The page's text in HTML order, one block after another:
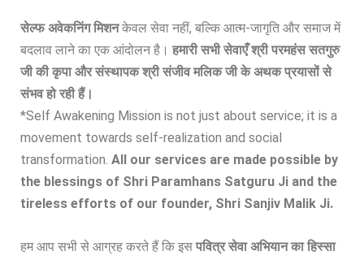
सेल्फ अवेकनिंग मिशनकेवल सेवा नहीं, बल्कि आत्म-जागृति और समाज में
बदलाव लाने का एक आंदोलन है। हमारी सभी सेवाएँ श्री परमहंस सतगुरु
जी की कृपा और संस्थापक श्री संजीव मलिक जी के अथक प्रयासों से
संभव हो रही हैं।
*Self Awakening Mission is not just about service; it is a
movement towards self-realization and social
transformation. All our services are made possible by
the blessings of Shri Paramhans Satguru Ji and the
tireless efforts of our founder, Shri Sanjiv Malik Ji.
हम आप सभी से आग्रह करते हैं कि इस पवित्र सेवा अभियान का हिस्सा